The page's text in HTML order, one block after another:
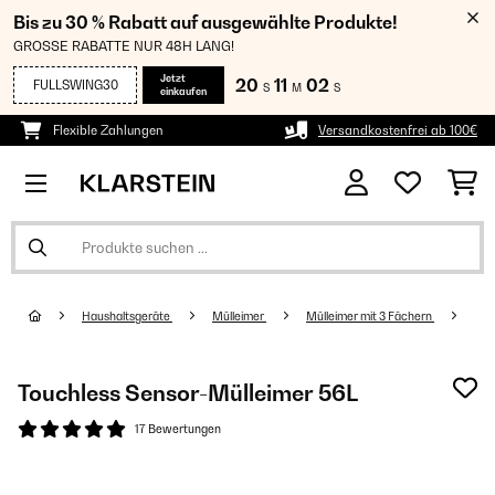
Bis zu 30 % Rabatt auf ausgewählte Produkte!
GROSSE RABATTE NUR 48H LANG!
FULLSWING30
Jetzt
einkaufen
20 S 11 M 01 S
Flexible Zahlungen Versandkostenfrei ab 100€
Haushaltsgeräte Mülleimer Mülleimer mit 3 Fächern
Touchless Sensor-Mülleimer 56L
17 Bewertungen